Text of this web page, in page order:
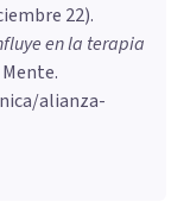
22).
en la terapia
alianza-